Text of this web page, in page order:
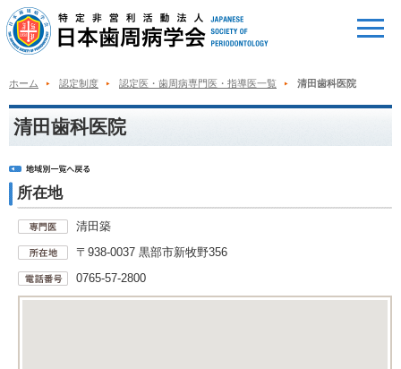
ホーム 認定制度 認定医・歯周病専門医・指導医一覧 清田歯科医院
清田歯科医院
所在地
清田築
〒938-0037 黒部市新牧野356
0765-57-2800